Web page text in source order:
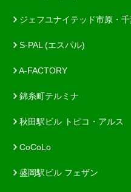
ジェフユナイテッド市原・
S-PAL (エスパル)
A-FACTORY
錦糸町テルミナ
秋田駅ビル トピコ・アルス
CoCoLo
盛岡駅ビル フェザン